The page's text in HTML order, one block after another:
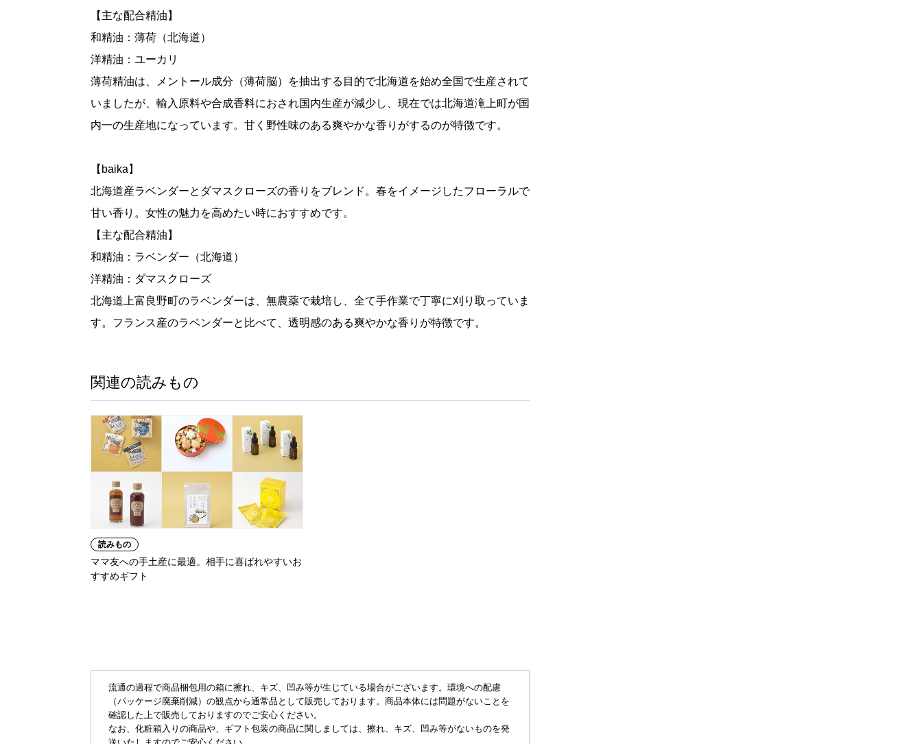
【主な配合精油】
和精油：薄荷（北海道）
洋精油：ユーカリ
薄荷精油は、メントール成分（薄荷脳）を抽出する目的で北海道を始め全国で生産されて
いましたが、輸入原料や合成香料におされ国内生産が減少し、現在では北海道滝上町が国
内一の生産地になっています。甘く野性味のある爽やかな香りがするのが特徴です。
【baika】
北海道産ラベンダーとダマスクローズの香りをブレンド。春をイメージしたフローラルで
甘い香り。女性の魅力を高めたい時におすすめです。
【主な配合精油】
和精油：ラベンダー（北海道）
洋精油：ダマスクローズ
北海道上富良野町のラベンダーは、無農薬で栽培し、全て手作業で丁寧に刈り取っていま
す。フランス産のラベンダーと比べて、透明感のある爽やかな香りが特徴です。
関連の読みもの
読みもの
ママ友への手土産に最適。相手に喜ばれやすいお
すすめギフト
流通の過程で商品梱包用の箱に擦れ、キズ、凹み等が生じている場合がございます。環境への配慮
（パッケージ廃棄削減）の観点から通常品として販売しております。商品本体には問題がないことを
確認した上で販売しておりますのでご安心ください。
なお、化粧箱入りの商品や、ギフト包装の商品に関しましては、擦れ、キズ、凹み等がないものを発